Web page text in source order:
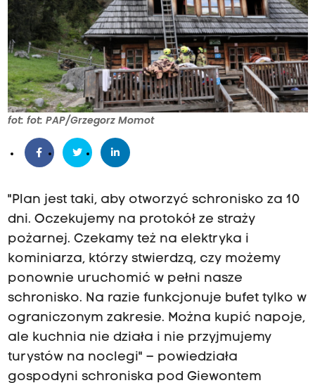
fot: fot: PAP/Grzegorz Momot
"Plan jest taki, aby otworzyć schronisko za 10
dni. Oczekujemy na protokół ze straży
pożarnej. Czekamy też na elektryka i
kominiarza, którzy stwierdzą, czy możemy
ponownie uruchomić w pełni nasze
schronisko. Na razie funkcjonuje bufet tylko w
ograniczonym zakresie. Można kupić napoje,
ale kuchnia nie działa i nie przyjmujemy
turystów na noclegi" – powiedziała
gospodyni schroniska pod Giewontem